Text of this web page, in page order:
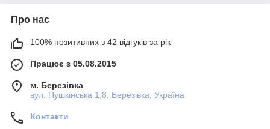
Про нас
100% позитивних з 42 відгуків за рік
Працює з 05.08.2015
м. Березівка
вул. Пушкінська 1,8, Березівка, Україна
Контакти